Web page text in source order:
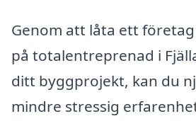
Genom att låta ett
på totalentreprenad i
ditt byggprojekt, kan du
mindre stressig